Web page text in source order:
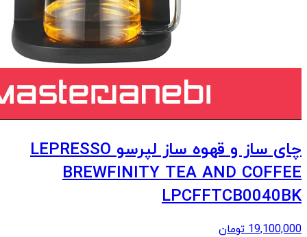
چای ساز و قهوه ساز لپرسو LEPRESSO
BREWFINITY TEA AND COFFEE
LPCFFTCB0040BK
19,100,000 تومان